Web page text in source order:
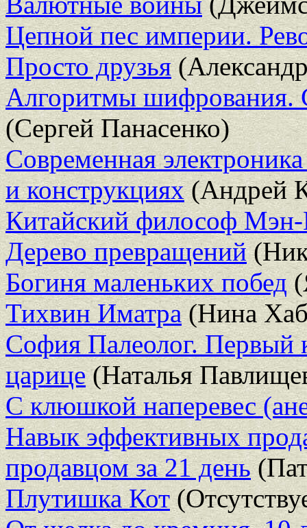
Цепной пес империи.
Просто друзья
Алгоритмы шифрования.
(Сергей Панасенко)
Современная
и конструкциях(Андрей
Китайский философ
Дерево превращений
Богиня маленьких побед
Тихвин Иматра(Нина
София Палеолог. Первый
царице(Наталья
С клюшкой наперевес
Навык эффективных
продавцом за 21 день
Плутишка Кот